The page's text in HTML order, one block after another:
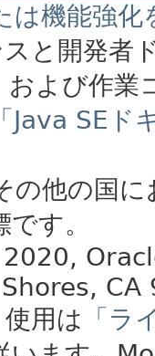
は機能強化
と開発者
および作
「Java SE
の他の国
す。
CA
使用は 「ラ